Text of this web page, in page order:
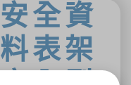
安全資
料表架